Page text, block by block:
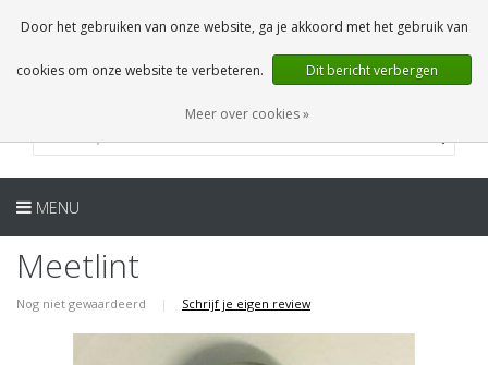
0 Artikelen
NL
MENU
Meetlint
Nog niet gewaardeerd | Schrijf je eigen review
Door het gebruiken van onze website, ga je akkoord met het gebruik van
cookies om onze website te verbeteren. Dit bericht verbergen
Meer over cookies »